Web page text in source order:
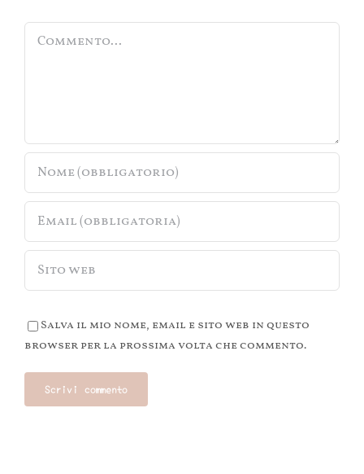
Salva il mio nome, email e sito web in questo
browser per la prossima volta che commento.